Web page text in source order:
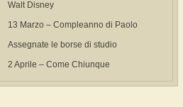
Walt Disney
13 Marzo – Compleanno di Paolo
Assegnate le borse di studio
2 Aprile – Come Chiunque